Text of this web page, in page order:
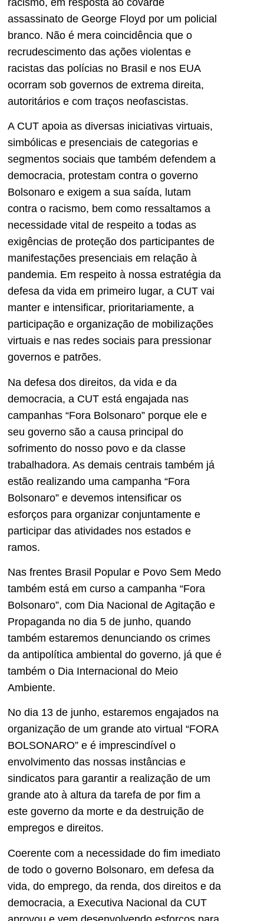
assassinato de George Floyd por um policial
branco. Não é mera coincidência que o
recrudescimento das ações violentas e
racistas das polícias no Brasil e nos EUA
ocorram sob governos de extrema direita,
autoritários e com traços neofascistas.
A CUT apoia as diversas iniciativas virtuais,
simbólicas e presenciais de categorias e
segmentos sociais que também defendem a
democracia, protestam contra o governo
Bolsonaro e exigem a sua saída, lutam
contra o racismo, bem como ressaltamos a
necessidade vital de respeito a todas as
exigências de proteção dos participantes de
manifestações presenciais em relação à
pandemia. Em respeito à nossa estratégia da
defesa da vida em primeiro lugar, a CUT vai
manter e intensificar, prioritariamente, a
participação e organização de mobilizações
virtuais e nas redes sociais para pressionar
governos e patrões.
Na defesa dos direitos, da vida e da
democracia, a CUT está engajada nas
campanhas “Fora Bolsonaro” porque ele e
seu governo são a causa principal do
sofrimento do nosso povo e da classe
trabalhadora. As demais centrais também já
estão realizando uma campanha “Fora
Bolsonaro” e devemos intensificar os
esforços para organizar conjuntamente e
participar das atividades nos estados e
ramos.
Nas frentes Brasil Popular e Povo Sem Medo
também está em curso a campanha “Fora
Bolsonaro”, com Dia Nacional de Agitação e
Propaganda no dia 5 de junho, quando
também estaremos denunciando os crimes
da antipolítica ambiental do governo, já que é
também o Dia Internacional do Meio
Ambiente.
No dia 13 de junho, estaremos engajados na
organização de um grande ato virtual “FORA
BOLSONARO” e é imprescindível o
envolvimento das nossas instâncias e
sindicatos para garantir a realização de um
grande ato à altura da tarefa de por fim a
este governo da morte e da destruição de
empregos e direitos.
Coerente com a necessidade do fim imediato
de todo o governo Bolsonaro, em defesa da
vida, do emprego, da renda, dos direitos e da
democracia, a Executiva Nacional da CUT